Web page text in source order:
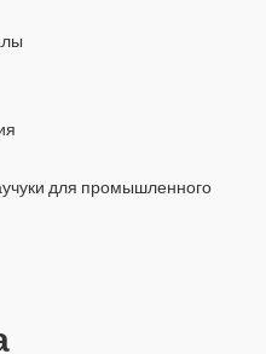
для про­мыш­лен­но­го